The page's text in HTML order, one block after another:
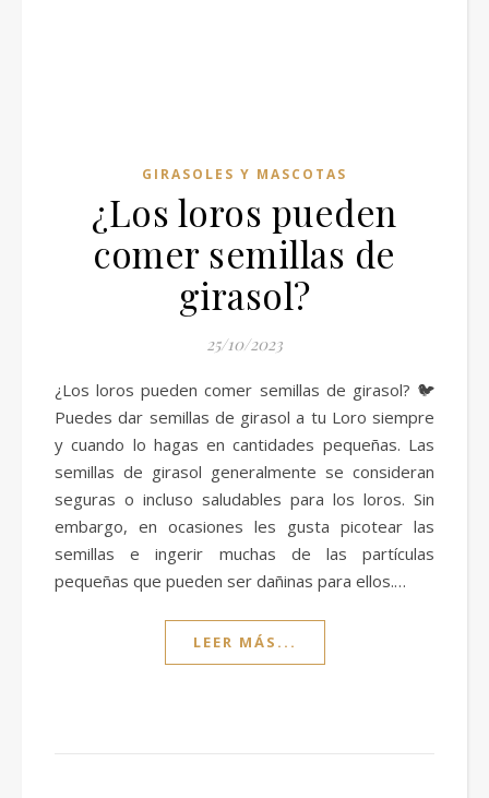
GIRASOLES Y MASCOTAS
¿Los loros pueden
comer semillas de
girasol?
25/10/2023
¿Los loros pueden comer semillas de girasol? 🐦
Puedes dar semillas de girasol a tu Loro siempre
y cuando lo hagas en cantidades pequeñas. Las
semillas de girasol generalmente se consideran
seguras o incluso saludables para los loros. Sin
embargo, en ocasiones les gusta picotear las
semillas e ingerir muchas de las partículas
pequeñas que pueden ser dañinas para ellos.…
LEER MÁS...